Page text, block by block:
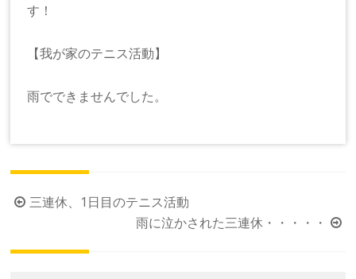
す！
【我が家のテニス活動】
雨でできませんでした。
投
ナ
三連休、1日目のテニス活動
雨に泣かされた三連休・・・・・